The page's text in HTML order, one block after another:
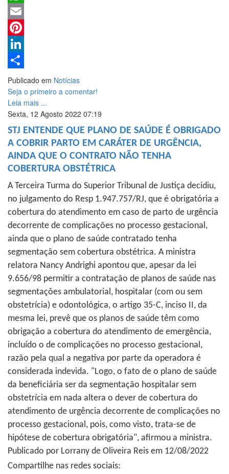
WhatsApp
Email
Pinterest
LinkedIn
Share
Publicado em Notícias
Seja o primeiro a comentar!
Leia mais ...
Sexta, 12 Agosto 2022 07:19
STJ ENTENDE QUE PLANO DE SAÚDE É OBRIGADO
A COBRIR PARTO EM CARÁTER DE URGÊNCIA,
AINDA QUE O CONTRATO NÃO TENHA
COBERTURA OBSTÉTRICA
A Terceira Turma do Superior Tribunal de Justiça decidiu,
no julgamento do Resp 1.947.757/RJ, que é obrigatória a
cobertura do atendimento em caso de parto de urgência
decorrente de complicações no processo gestacional,
ainda que o plano de saúde contratado tenha
segmentação sem cobertura obstétrica. A ministra
relatora Nancy Andrighi apontou que, apesar da lei
9.656/98 permitir a contratação de planos de saúde nas
segmentações ambulatorial, hospitalar (com ou sem
obstetrícia) e odontológica, o artigo 35-C, inciso II, da
mesma lei, prevê que os planos de saúde têm como
obrigação a cobertura do atendimento de emergência,
incluído o de complicações no processo gestacional,
razão pela qual a negativa por parte da operadora é
considerada indevida. "Logo, o fato de o plano de saúde
da beneficiária ser da segmentação hospitalar sem
obstetrícia em nada altera o dever de cobertura do
atendimento de urgência decorrente de complicações no
processo gestacional, pois, como visto, trata-se de
hipótese de cobertura obrigatória", afirmou a ministra.
Publicado por Lorrany de Oliveira Reis em 12/08/2022
Compartilhe nas redes sociais: